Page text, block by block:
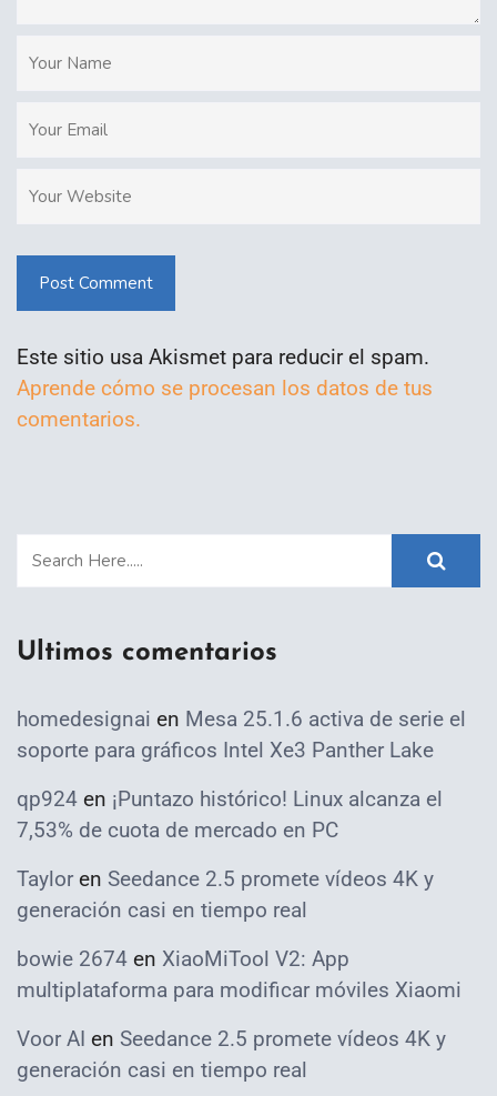
Post Comment
Este sitio usa Akismet para reducir el spam.
Aprende cómo se procesan los datos de tus
comentarios.
Ultimos comentarios
homedesignai en Mesa 25.1.6 activa de serie el
soporte para gráficos Intel Xe3 Panther Lake
qp924 en ¡Puntazo histórico! Linux alcanza el
7,53% de cuota de mercado en PC
Taylor en Seedance 2.5 promete vídeos 4K y
generación casi en tiempo real
bowie 2674 en XiaoMiTool V2: App
multiplataforma para modificar móviles Xiaomi
Voor AI en Seedance 2.5 promete vídeos 4K y
generación casi en tiempo real